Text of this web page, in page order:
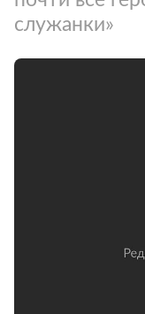
служанки»